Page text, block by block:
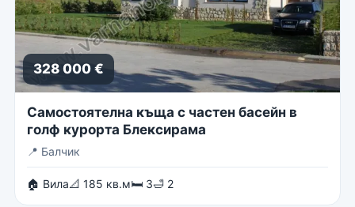
328 000 €
Самостоятелна къща с частен басейн в
голф курорта Блексирама
📍 Балчик
🏠 Вила📐 185 кв.м🛏 3🛁 2